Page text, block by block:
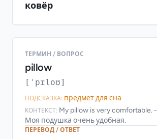
ковёр
ТЕРМИН / ВОПРОС
pillow
[ˈpɪloʊ]
ПОДСКАЗКА: предмет для сна
КОНТЕКСТ: My pillow is very comfortable. -
Моя подушка очень удобная.
ПЕРЕВОД / ОТВЕТ